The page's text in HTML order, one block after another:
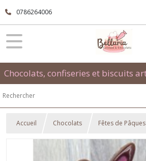
0786264006
Accueil Chocolats Fêtes de Pâques